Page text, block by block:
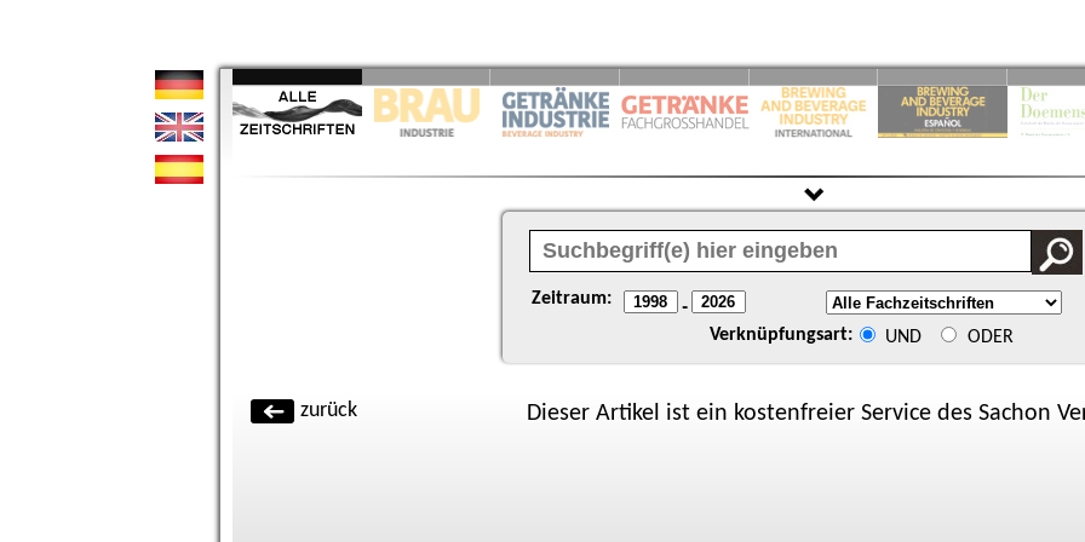
Zeitraum: -
Verknüpfungsart: UND ODER
zurück Dieser Artikel ist ein kostenfreier Service des Sachon